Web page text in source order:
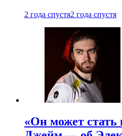
2 года спустя2 года спустя
«Он может стать